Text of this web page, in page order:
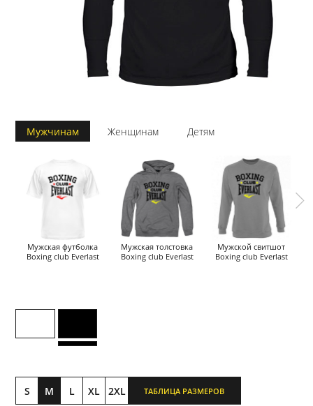
Мужчинам Женщинам Детям
Мужская футболка
Boxing club Everlast
Мужская толстовка
Boxing club Everlast
Мужской свитшот
Boxing club Everlast
S M L XL 2XL ТАБЛИЦА РАЗМЕРОВ